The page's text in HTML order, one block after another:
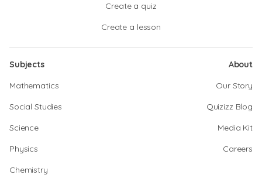
Create a quiz
Create a lesson
Subjects
Mathematics
Social Studies
Science
Physics
Chemistry
About
Our Story
Quizizz Blog
Media Kit
Careers